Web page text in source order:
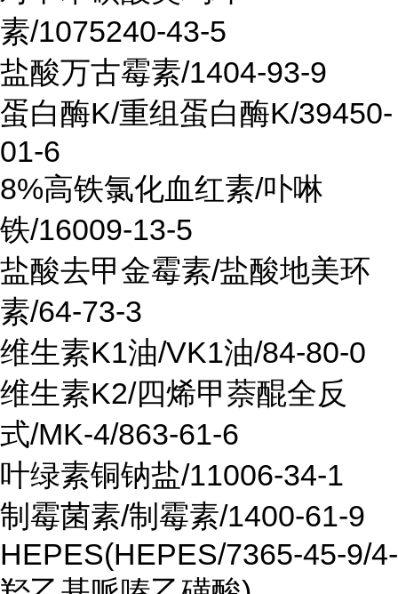
素/1075240-43-5
盐酸万古霉素/1404-93-9
蛋白酶K/重组蛋白酶K/39450-
01-6
8%高铁氯化血红素/卟啉
铁/16009-13-5
盐酸去甲金霉素/盐酸地美环
素/64-73-3
维生素K1油/VK1油/84-80-0
维生素K2/四烯甲萘醌全反
式/MK-4/863-61-6
叶绿素铜钠盐/11006-34-1
制霉菌素/制霉素/1400-61-9
HEPES(HEPES/7365-45-9/4-